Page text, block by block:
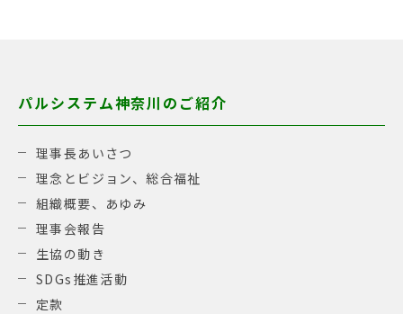
パルシステム神奈川のご紹介
理事長あいさつ
理念とビジョン、総合福祉
組織概要、あゆみ
理事会報告
生協の動き
SDGs推進活動
定款